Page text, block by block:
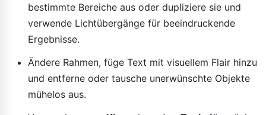
bestimmte Bereiche aus oder dupliziere sie und
verwende Lichtübergänge für beeindruckende
Ergebnisse.
Ändere Rahmen, füge Text mit visuellem Flair hinzu
und entferne oder tausche unerwünschte Objekte
mühelos aus.